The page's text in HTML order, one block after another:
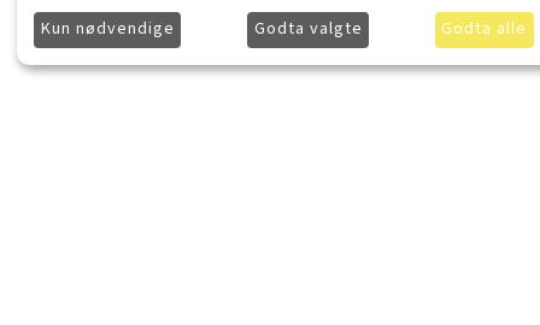
Kun nødvendige Godta valgte Godta alle